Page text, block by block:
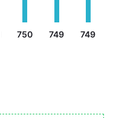
750 749 749